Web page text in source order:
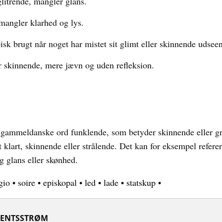
klarhed og lys.
brugt når noget har mistet sit glimt eller skinnende
mere jævn og uden refleksion.
ord funklende, som betyder skinnende eller
skinnende eller strålende. Det kan for eksempel
glans eller skønhed.
• soire • episkopal • led • lade • statskup •